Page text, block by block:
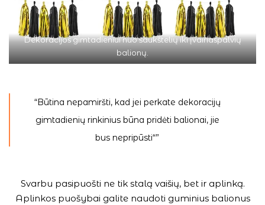
Dekoracijos gimtadieniui nuo šaukštelių iki įvairiaspalvių
balionų.
“Būtina nepamiršti, kad jei perkate dekoracijų
gimtadienių rinkinius būna pridėti balionai, jie
bus nepripūsti“”
Svarbu pasipuošti ne tik stalą vaišių, bet ir aplinką.
Aplinkos puošybai galite naudoti guminius balionus